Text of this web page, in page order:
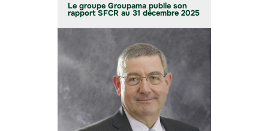
Le groupe Groupama publie son
rapport SFCR au 31 décembre 2025